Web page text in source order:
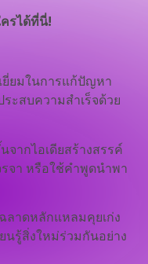
รได้ที่นี่!
ยมในการแก้ปัญหา
ะสบความสำเร็จด้วย
จากไอเดียสร้างสรรค์
จา หรือใช้คำพูดนำพา
าดหลักแหลมคุยเก่ง
นรู้สิ่งใหม่ร่วมกันอย่าง